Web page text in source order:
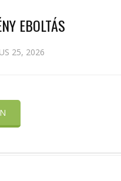
EBOLTÁS
25, 2026